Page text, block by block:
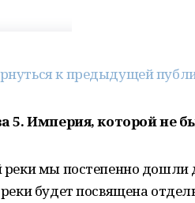
к предыдущей
5.Империя, которой не
реки мы постепенно дошли
реки будет посвящена